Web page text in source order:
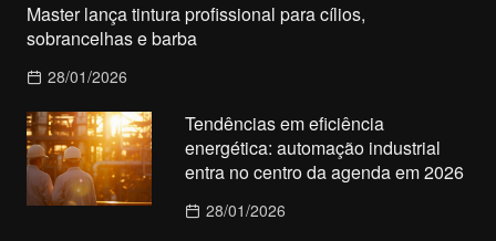
Master lança tintura profissional para cílios,
sobrancelhas e barba
28/01/2026
Tendências em eficiência
energética: automação industrial
entra no centro da agenda em 2026
28/01/2026